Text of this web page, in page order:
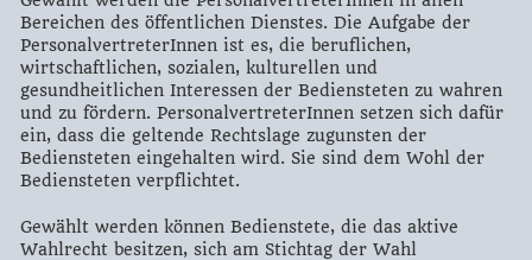
Bereichen des öffentlichen Dienstes. Die Aufgabe der
PersonalvertreterInnen ist es, die beruflichen,
wirtschaftlichen, sozialen, kulturellen und
gesundheitlichen Interessen der Bediensteten zu wahren
und zu fördern. PersonalvertreterInnen setzen sich dafür
ein, dass die geltende Rechtslage zugunsten der
Bediensteten eingehalten wird. Sie sind dem Wohl der
Bediensteten verpflichtet.
Gewählt werden können Bedienstete, die das aktive
Wahlrecht besitzen, sich am Stichtag der Wahl